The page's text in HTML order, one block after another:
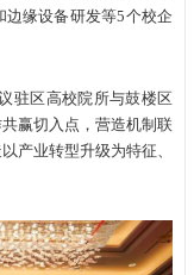
缘设备研发等5个校企
驻区高校院所与鼓楼区
赢切入点，营造机制联
产业转型升级为特征、